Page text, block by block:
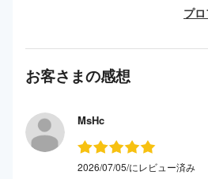
プ
お客さまの感想
MsHc
2026/07/05/にレビュー済み